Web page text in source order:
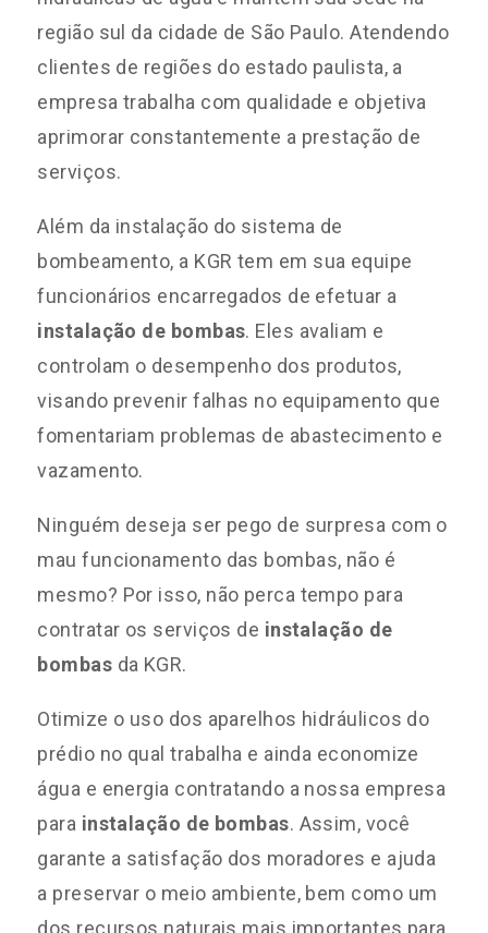
região sul da cidade de São Paulo. Atendendo
clientes de regiões do estado paulista, a
empresa trabalha com qualidade e objetiva
aprimorar constantemente a prestação de
serviços.
Além da instalação do sistema de
bombeamento, a KGR tem em sua equipe
funcionários encarregados de efetuar a
instalação de bombas. Eles avaliam e
controlam o desempenho dos produtos,
visando prevenir falhas no equipamento que
fomentariam problemas de abastecimento e
vazamento.
Ninguém deseja ser pego de surpresa com o
mau funcionamento das bombas, não é
mesmo? Por isso, não perca tempo para
contratar os serviços de instalação de
bombas da KGR.
Otimize o uso dos aparelhos hidráulicos do
prédio no qual trabalha e ainda economize
água e energia contratando a nossa empresa
para instalação de bombas. Assim, você
garante a satisfação dos moradores e ajuda
a preservar o meio ambiente, bem como um